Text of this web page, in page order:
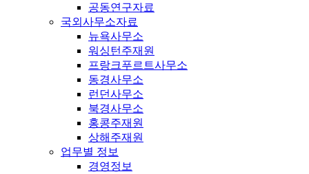
공동연구자료
국외사무소자료
뉴욕사무소
워싱턴주재원
프랑크푸르트사무소
동경사무소
런던사무소
북경사무소
홍콩주재원
상해주재원
업무별 정보
경영정보